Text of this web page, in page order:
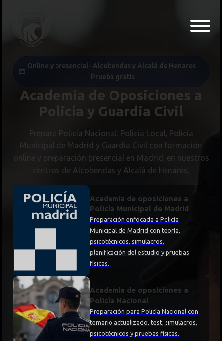
Online y presencial · Alcobendas y Alcalá de Henares ·
Prueba gratis
Academia de Oposiciones a
Policía y Guardia Civil
Prepara Policía Nacional, Policía Local, Policía
Municipal de Madrid y Guardia Civil con formación
online y preparación presencial en Madrid, en nuestros
centros de Alcobendas y Alcalá de Henares.
Academia de oposiciones a
Policía Municipal de Madrid
Preparación enfocada a Policía
Municipal de Madrid con teoría,
psicotécnicos, simulacros,
planificación del estudio y pruebas
físicas.
Academia de oposiciones a
Policía Nacional
Preparación para Policía Nacional con
temario actualizado, test, simulacros,
psicotécnicos y pruebas físicas.